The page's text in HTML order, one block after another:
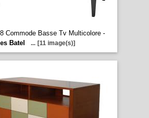
Commode Basse Tv Multicolore -
Batel
... [11 image(s)]